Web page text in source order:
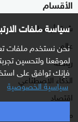
سياسة ملفات
نحن نستخدم ملفات
لموقعنا ولتحسين
فإنك توافق على
سياسية الخصوصية
الأقسام
شرق أوسط
عالم
رياضة
الذكاء الاصطناعي
اقتصاد
منوعات